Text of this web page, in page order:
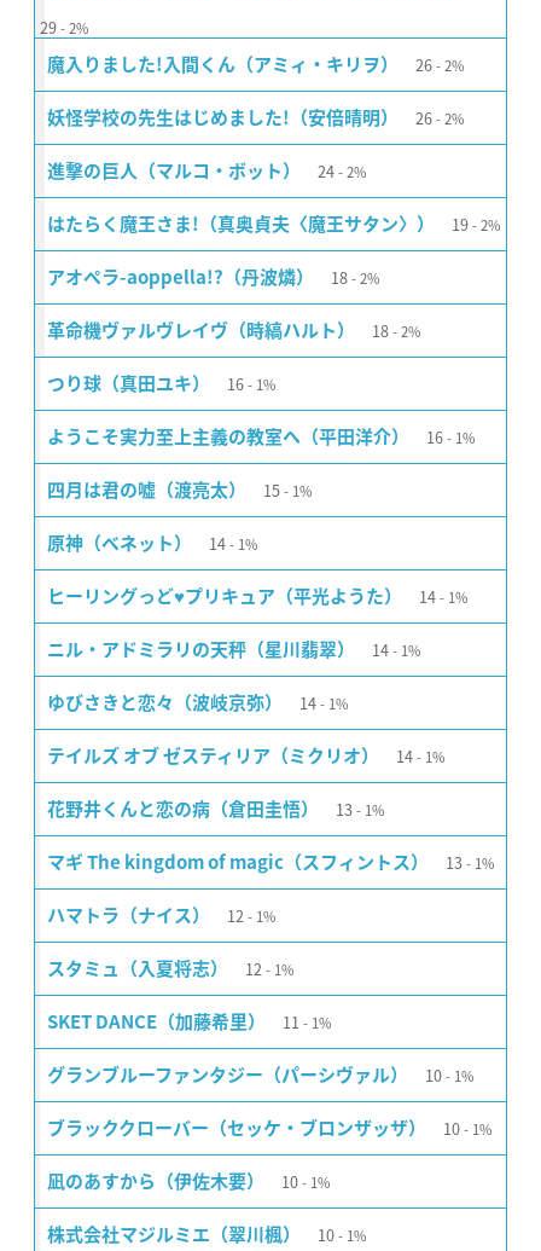
29 2%
魔入りました!入間くん（アミィ・キリヲ） 26 2%
妖怪学校の先生はじめました!（安倍晴明） 26 2%
進撃の巨人（マルコ・ボット） 24 2%
はたらく魔王さま!（真奥貞夫〈魔王サタン〉） 19 2%
アオペラ-aoppella!?（丹波燐） 18 2%
革命機ヴァルヴレイヴ（時縞ハルト） 18 2%
つり球（真田ユキ） 16 1%
ようこそ実力至上主義の教室へ（平田洋介） 16 1%
四月は君の嘘（渡亮太） 15 1%
原神（ベネット） 14 1%
ヒーリングっど♥プリキュア（平光ようた） 14 1%
ニル・アドミラリの天秤（星川翡翠） 14 1%
ゆびさきと恋々（波岐京弥） 14 1%
テイルズ オブ ゼスティリア（ミクリオ） 14 1%
花野井くんと恋の病（倉田圭悟） 13 1%
マギ The kingdom of magic（スフィントス） 13 1%
ハマトラ（ナイス） 12 1%
スタミュ（入夏将志） 12 1%
SKET DANCE（加藤希里） 11 1%
グランブルーファンタジー（パーシヴァル） 10 1%
ブラッククローバー（セッケ・ブロンザッザ） 10 1%
凪のあすから（伊佐木要） 10 1%
株式会社マジルミエ（翠川楓） 10 1%